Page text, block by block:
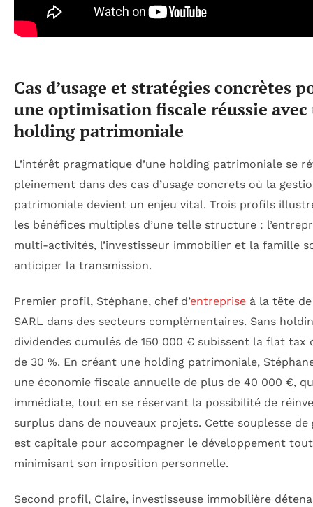
Cas d’usage et stratégies concrètes
une optimisation fiscale réussie avec
holding patrimoniale
L’intérêt pragmatique d’une holding patrimoniale se
pleinement dans des cas d’usage concrets où la
patrimoniale devient un enjeu vital. Trois profils
les bénéfices multiples d’une telle structure :
multi-activités, l’investisseur immobilier et la famille
anticiper la transmission.
Premier profil, Stéphane, chef d’entreprise à la tête
SARL dans des secteurs complémentaires. Sans
dividendes cumulés de 150 000 € subissent la flat tax
de 30 %. En créant une holding patrimoniale,
une économie fiscale annuelle de plus de 40 000 €,
immédiate, tout en se réservant la possibilité de
surplus dans de nouveaux projets. Cette souplesse de
est capitale pour accompagner le développement
minimisant son imposition personnelle.
Second profil, Claire, investisseuse immobilière